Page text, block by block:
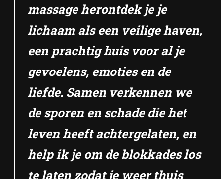
massage herontdek je je
lichaam als een veilige haven,
een prachtig huis voor al je
gevoelens, emoties en de
liefde. Samen verkennen we
de sporen en schade die het
leven heeft achtergelaten, en
help ik je om de blokkades los
te laten zodat je weer thuis